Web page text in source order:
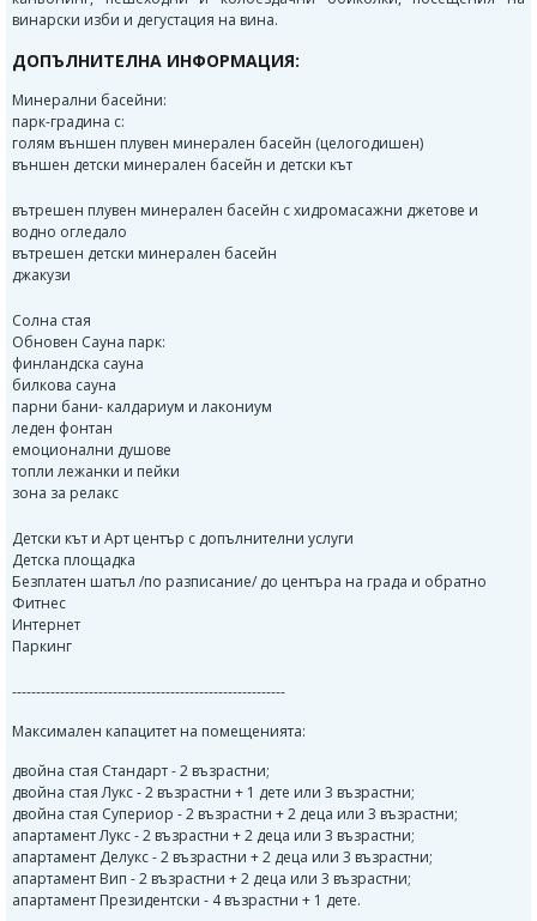
винарски изби и дегустация на вина.
ДОПЪЛНИТЕЛНА ИНФОРМАЦИЯ:
Минерални басейни:
парк-градина с:
голям външен плувен минерален басейн (целогодишен)
външен детски минерален басейн и детски кът
вътрешен плувен минерален басейн с хидромасажни джетове и
водно огледало
вътрешен детски минерален басейн
джакузи
Солна стая
Обновен Сауна парк:
финландска сауна
билкова сауна
парни бани- калдариум и лакониум
леден фонтан
емоционални душове
топли лежанки и пейки
зона за релакс
Детски кът и Арт център с допълнителни услуги
Детска площадка
Безплатен шатъл /по разписание/ до центъра на града и обратно
Фитнес
Интернет
Паркинг
---------------------------------------------------------
Максимален капацитет на помещенията:
двойна стая Стандарт - 2 възрастни;
двойна стая Лукс - 2 възрастни + 1 дете или 3 възрастни;
двойна стая Супериор - 2 възрастни + 2 деца или 3 възрастни;
апартамент Лукс - 2 възрастни + 2 деца или 3 възрастни;
апартамент Делукс - 2 възрастни + 2 деца или 3 възрастни;
апартамент Вип - 2 възрастни + 2 деца или 3 възрастни;
апартамент Президентски - 4 възрастни + 1 дете.